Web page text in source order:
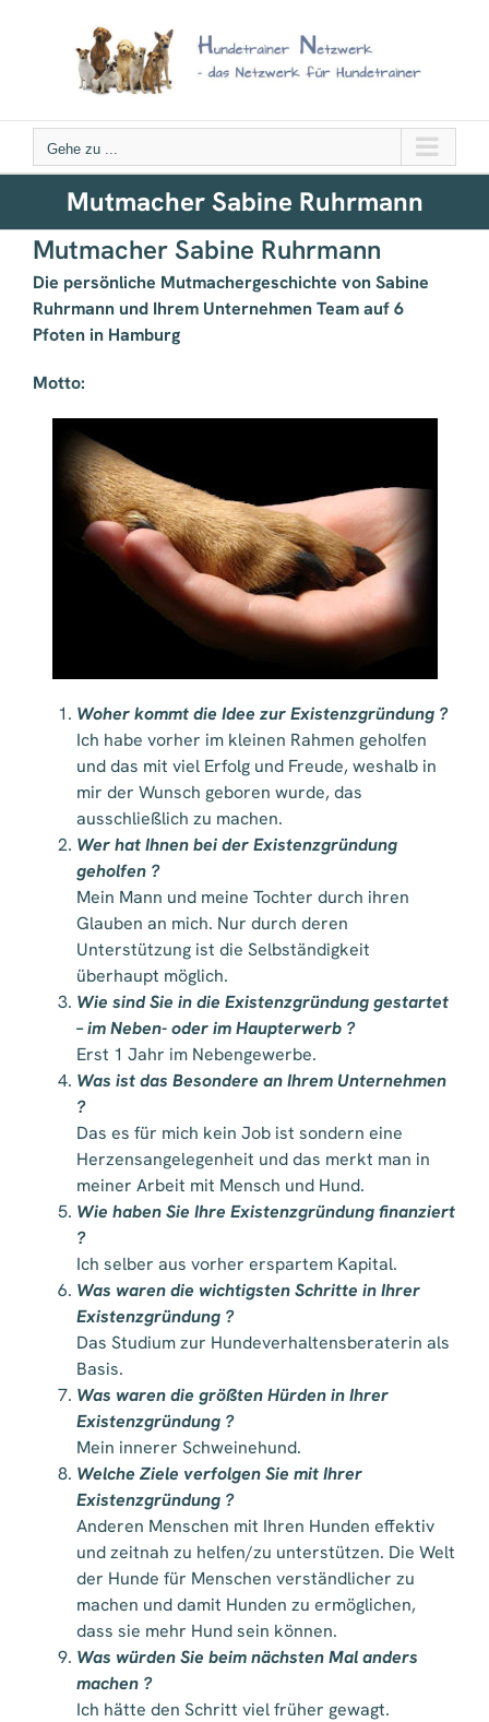
Gehe zu ...
Mutmacher Sabine Ruhrmann
Mutmacher Sabine Ruhrmann
Die persönliche Mutmachergeschichte von Sabine
Ruhrmann und Ihrem Unternehmen Team auf 6
Pfoten in Hamburg
Motto:
Woher kommt die Idee zur Existenzgründung ?
Ich habe vorher im kleinen Rahmen geholfen
und das mit viel Erfolg und Freude, weshalb in
mir der Wunsch geboren wurde, das
ausschließlich zu machen.
Wer hat Ihnen bei der Existenzgründung
geholfen ?
Mein Mann und meine Tochter durch ihren
Glauben an mich. Nur durch deren
Unterstützung ist die Selbständigkeit
überhaupt möglich.
Wie sind Sie in die Existenzgründung gestartet
– im Neben- oder im Haupterwerb ?
Erst 1 Jahr im Nebengewerbe.
Was ist das Besondere an Ihrem Unternehmen
?
Das es für mich kein Job ist sondern eine
Herzensangelegenheit und das merkt man in
meiner Arbeit mit Mensch und Hund.
Wie haben Sie Ihre Existenzgründung finanziert
?
Ich selber aus vorher erspartem Kapital.
Was waren die wichtigsten Schritte in Ihrer
Existenzgründung ?
Das Studium zur Hundeverhaltensberaterin als
Basis.
Was waren die größten Hürden in Ihrer
Existenzgründung ?
Mein innerer Schweinehund.
Welche Ziele verfolgen Sie mit Ihrer
Existenzgründung ?
Anderen Menschen mit Ihren Hunden effektiv
und zeitnah zu helfen/zu unterstützen. Die Welt
der Hunde für Menschen verständlicher zu
machen und damit Hunden zu ermöglichen,
dass sie mehr Hund sein können.
Was würden Sie beim nächsten Mal anders
machen ?
Ich hätte den Schritt viel früher gewagt.